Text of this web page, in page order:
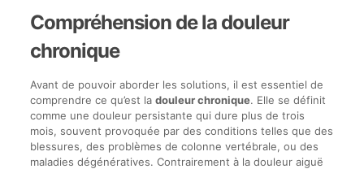
Compréhension de la douleur
chronique
Avant de pouvoir aborder les solutions, il est essentiel de
comprendre ce qu’est la douleur chronique. Elle se définit
comme une douleur persistante qui dure plus de trois
mois, souvent provoquée par des conditions telles que des
blessures, des problèmes de colonne vertébrale, ou des
maladies dégénératives. Contrairement à la douleur aiguë